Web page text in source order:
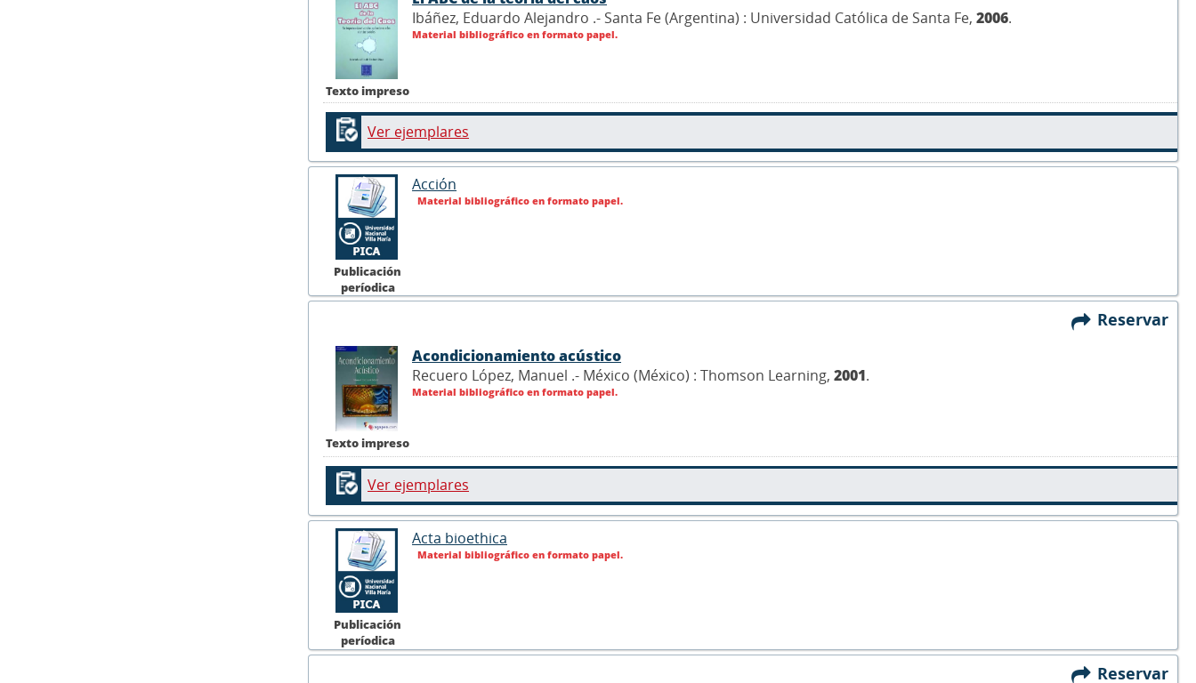
Texto impreso
Ibáñez, Eduardo Alejandro .- Santa Fe (Argentina) : Universidad Católica de Santa Fe, 2006.
Material bibliográfico en formato papel.
Ver ejemplares
Publicación
períodica
Acción
Material bibliográfico en formato papel.
Reservar
Texto impreso
Acondicionamiento acústico
Recuero López, Manuel .- México (México) : Thomson Learning, 2001.
Material bibliográfico en formato papel.
Ver ejemplares
Publicación
períodica
Acta bioethica
Material bibliográfico en formato papel.
Reservar